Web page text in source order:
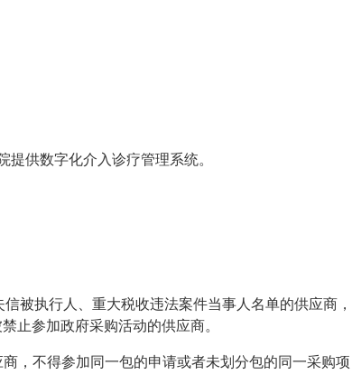
提供数字化介入诊疗管理系统。
信被执行人、重大税收违法案件当事人名单的供应商
止参加政府采购活动的供应商。
，不得参加同一包的申请或者未划分包的同一采购